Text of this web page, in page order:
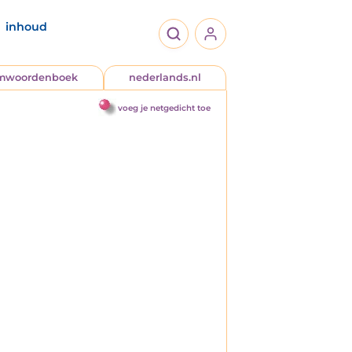
inhoud
nederlands.nl
voeg je netgedicht toe